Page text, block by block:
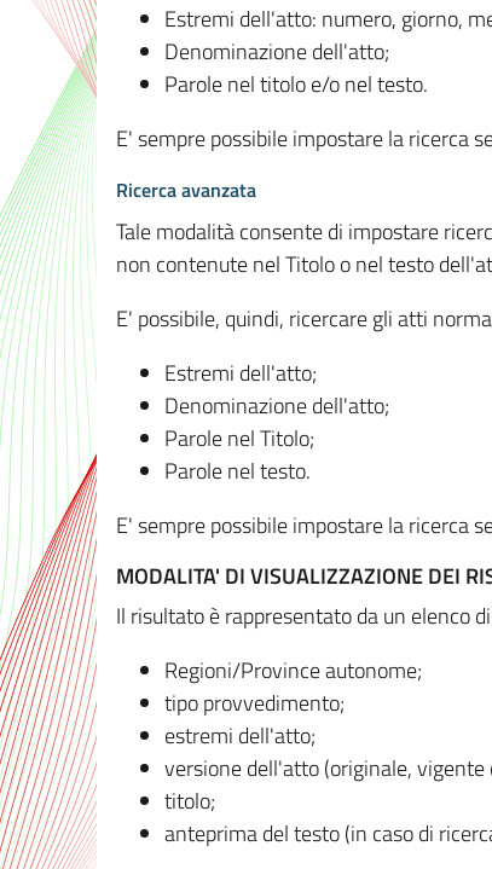
Estremi dell'atto: numero, giorno,
Denominazione dell'atto;
Parole nel titolo e/o nel testo.
E' sempre possibile impostare la ricerca
Ricerca avanzata
Tale modalità consente di impostare
non contenute nel Titolo o nel testo
E' possibile, quindi, ricercare gli atti
Estremi dell'atto;
Denominazione dell'atto;
Parole nel Titolo;
Parole nel testo.
E' sempre possibile impostare la ricerca
MODALITA' DI VISUALIZZAZIONE DEI
Il risultato è rappresentato da un elenco
Regioni/Province autonome;
tipo provvedimento;
estremi dell'atto;
versione dell'atto (originale, vigente
titolo;
anteprima del testo (in caso di